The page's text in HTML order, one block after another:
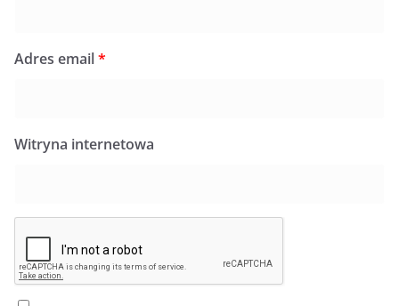
Adres email*
Witryna internetowa